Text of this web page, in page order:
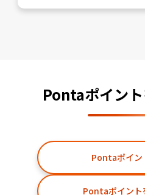
Pontaポイン
Pontaポイン
Pontaポイント